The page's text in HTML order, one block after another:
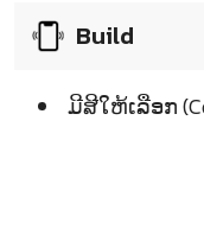
Build
ມີສີໃຫ້ເລືອກ